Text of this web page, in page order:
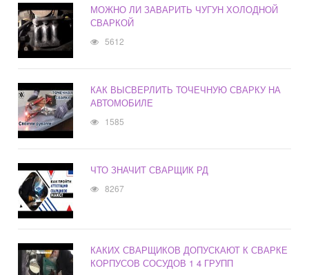
МОЖНО ЛИ ЗАВАРИТЬ ЧУГУН ХОЛОДНОЙ
СВАРКОЙ
5612
КАК ВЫСВЕРЛИТЬ ТОЧЕЧНУЮ СВАРКУ НА
АВТОМОБИЛЕ
1585
ЧТО ЗНАЧИТ СВАРЩИК РД
8267
КАКИХ СВАРЩИКОВ ДОПУСКАЮТ К СВАРКЕ
КОРПУСОВ СОСУДОВ 1 4 ГРУПП